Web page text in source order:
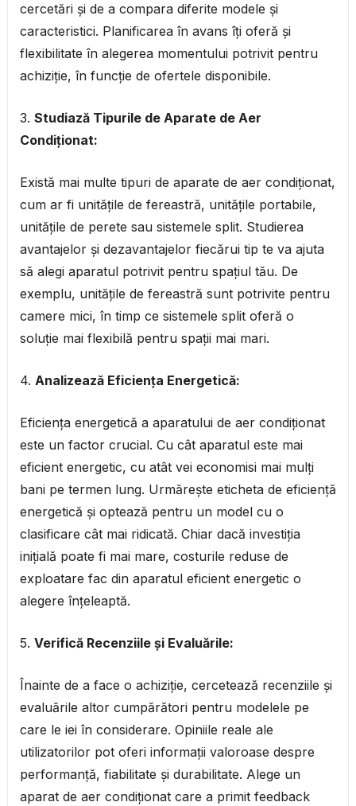
cercetări și de a compara diferite modele și
caracteristici. Planificarea în avans îți oferă și
flexibilitate în alegerea momentului potrivit pentru
achiziție, în funcție de ofertele disponibile.
3. Studiază Tipurile de Aparate de Aer
Condiționat:
Există mai multe tipuri de aparate de aer condiționat,
cum ar fi unitățile de fereastră, unitățile portabile,
unitățile de perete sau sistemele split. Studierea
avantajelor și dezavantajelor fiecărui tip te va ajuta
să alegi aparatul potrivit pentru spațiul tău. De
exemplu, unitățile de fereastră sunt potrivite pentru
camere mici, în timp ce sistemele split oferă o
soluție mai flexibilă pentru spații mai mari.
4. Analizează Eficiența Energetică:
Eficiența energetică a aparatului de aer condiționat
este un factor crucial. Cu cât aparatul este mai
eficient energetic, cu atât vei economisi mai mulți
bani pe termen lung. Urmărește eticheta de eficiență
energetică și optează pentru un model cu o
clasificare cât mai ridicată. Chiar dacă investiția
inițială poate fi mai mare, costurile reduse de
exploatare fac din aparatul eficient energetic o
alegere înțeleaptă.
5. Verifică Recenziile și Evaluările:
Înainte de a face o achiziție, cercetează recenziile și
evaluările altor cumpărători pentru modelele pe
care le iei în considerare. Opiniile reale ale
utilizatorilor pot oferi informații valoroase despre
performanță, fiabilitate și durabilitate. Alege un
aparat de aer condiționat care a primit feedback